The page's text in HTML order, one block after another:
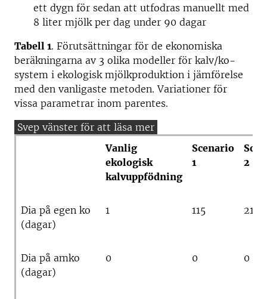
ett dygn för sedan att utfodras manuellt med
8 liter mjölk per dag under 90 dagar
Tabell 1. Förutsättningar för de ekonomiska
beräkningarna av 3 olika modeller för kalv/ko-
system i ekologisk mjölkproduktion i jämförelse
med den vanligaste metoden. Variationer för
vissa parametrar inom parentes.
Vanlig
ekologisk
kalvuppfödning
Scenario
1
2
Dia på egen ko
(dagar)
1 115 21
Dia på amko
(dagar)
0 0 0